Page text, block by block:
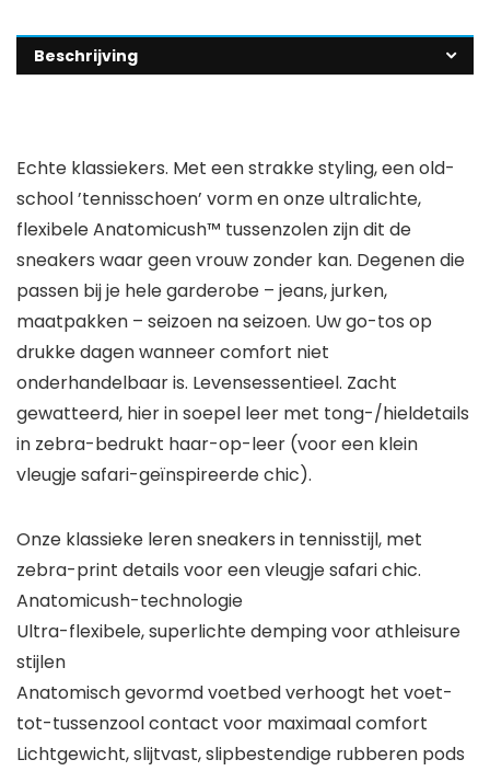
Beschrijving
Echte klassiekers. Met een strakke styling, een old-
school ’tennisschoen’ vorm en onze ultralichte,
flexibele Anatomicush™ tussenzolen zijn dit de
sneakers waar geen vrouw zonder kan. Degenen die
passen bij je hele garderobe – jeans, jurken,
maatpakken – seizoen na seizoen. Uw go-tos op
drukke dagen wanneer comfort niet
onderhandelbaar is. Levensessentieel. Zacht
gewatteerd, hier in soepel leer met tong-/hieldetails
in zebra-bedrukt haar-op-leer (voor een klein
vleugje safari-geïnspireerde chic).
Onze klassieke leren sneakers in tennisstijl, met
zebra-print details voor een vleugje safari chic.
Anatomicush-technologie
Ultra-flexibele, superlichte demping voor athleisure
stijlen
Anatomisch gevormd voetbed verhoogt het voet-
tot-tussenzool contact voor maximaal comfort
Lichtgewicht, slijtvast, slipbestendige rubberen pods